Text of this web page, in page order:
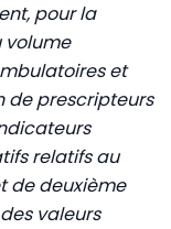
pour la
volume
et
de prescripteurs
relatifs au
de deuxième
valeurs